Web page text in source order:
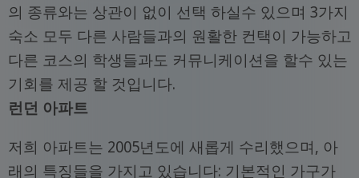
의 종류와는 상관이 없이 선택 하실수 있으며 3가지
숙소 모두 다른 사람들과의 원활한 컨택이 가능하고
다른 코스의 학생들과도 커뮤니케이션을 할수 있는
기회를 제공 할 것입니다.
런던 아파트
저희 아파트는 2005년도에 새롭게 수리했으며, 아
래의 특징들을 가지고 있습니다: 기본적인 가구가